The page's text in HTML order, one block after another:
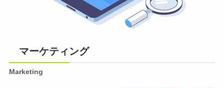
マーケティング
Marketing